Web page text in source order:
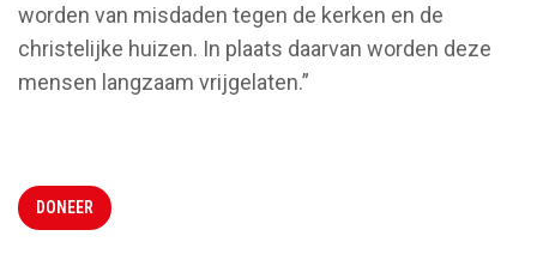
worden van misdaden tegen de kerken en de
christelijke huizen. In plaats daarvan worden deze
mensen langzaam vrijgelaten.”
DONEER